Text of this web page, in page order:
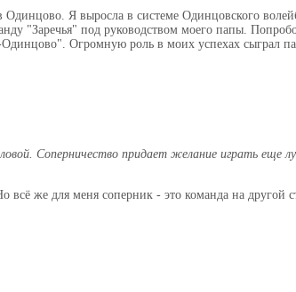
Одинцово. Я выросла в системе Одинцовского
"Заречья" под руководством моего папы.
Огромную роль в моих успехах сыграл
Соперничество придает желание играть еще
же для меня соперник - это команда на другой